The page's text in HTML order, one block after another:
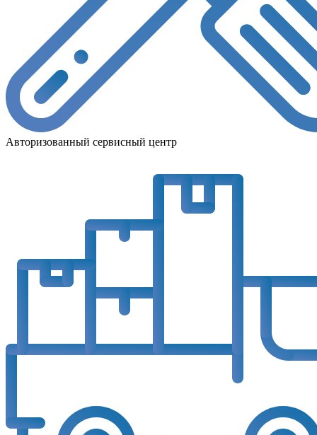
Авторизованный сервисный центр